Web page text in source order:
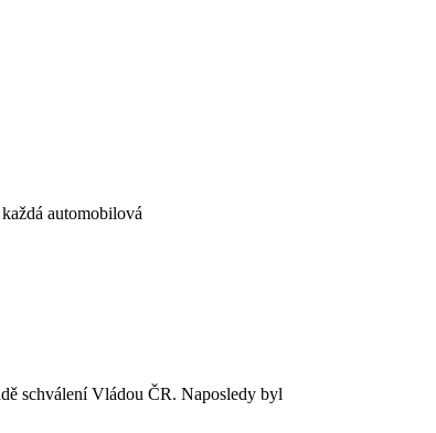
automobilová
schválení Vládou ČR. Naposledy byl